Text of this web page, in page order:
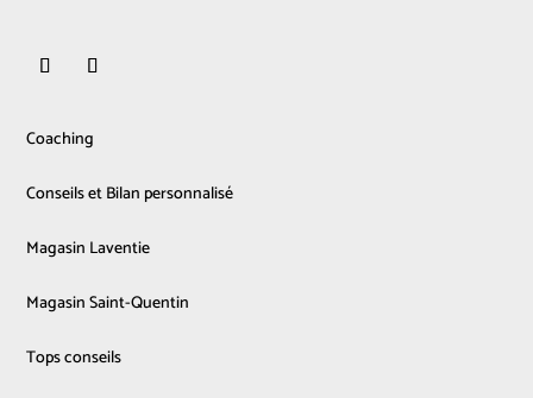
Coaching
Conseils et Bilan personnalisé
Magasin Laventie
Magasin Saint-Quentin
Tops conseils